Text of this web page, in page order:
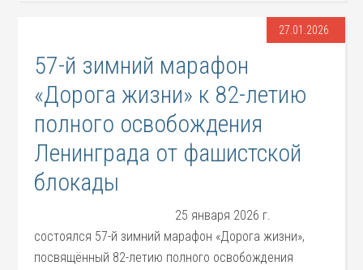
27.01.2026
57-й зимний марафон
«Дорога жизни» к 82-летию
полного освобождения
Ленинграда от фашистской
блокады
25 января 2026 г.
состоялся 57-й зимний марафон «Дорога жизни»,
посвящённый 82-летию полного освобождения